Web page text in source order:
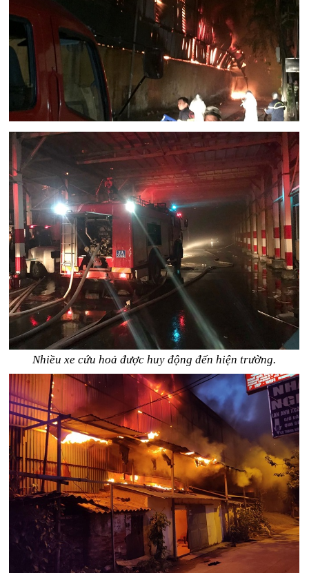
Nhiều xe cứu hoả được huy động đến hiện trường.